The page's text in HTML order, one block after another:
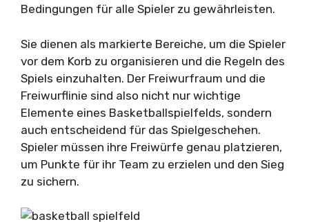
Bedingungen für alle Spieler zu gewährleisten.
Sie dienen als markierte Bereiche, um die Spieler
vor dem Korb zu organisieren und die Regeln des
Spiels einzuhalten. Der Freiwurfraum und die
Freiwurflinie sind also nicht nur wichtige
Elemente eines Basketballspielfelds, sondern
auch entscheidend für das Spielgeschehen.
Spieler müssen ihre Freiwürfe genau platzieren,
um Punkte für ihr Team zu erzielen und den Sieg
zu sichern.